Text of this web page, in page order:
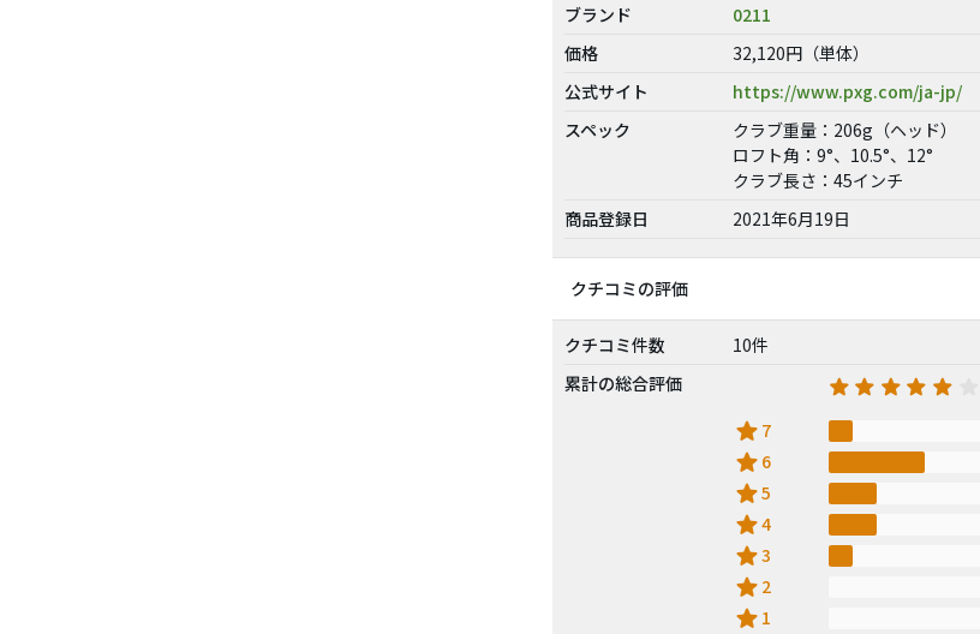
ブランド
0211
価格
32,120円（単体）
公式サイト
https://www.pxg.com/ja-jp/
スペック
クラブ重量：206g（ヘッド）
ロフト角：9°、10.5°、12°
クラブ長さ：45インチ
商品登録日
2021年6月19日
クチコミの評価
クチコミ件数
10件
累計の総合評価
star 7
star 6
star5
star4
star3
star 2
star 1